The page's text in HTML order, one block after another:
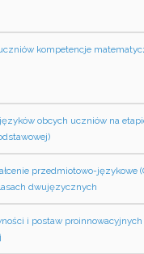
kompetencje
obcych uczniów na
przedmiotowo-językowe
dwujęzycznych
i postaw